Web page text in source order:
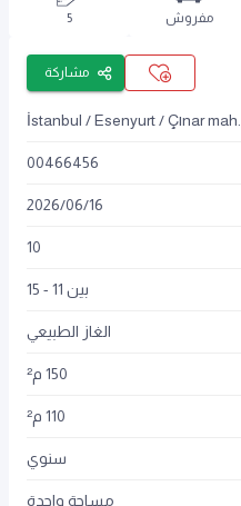
مفروش 5
مشاركة
İstanbul / Esenyurt / Çınar mah.
00466456
2026/06/16
10
بين 11 - 15
الغاز الطبيعي
150 م²
110 م²
سنوي
مساحة واحدة